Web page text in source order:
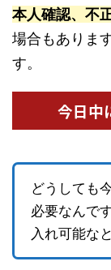
本人確認、不
場合もありま
す。
今日中
どうしても
必要なんで
入れ可能な